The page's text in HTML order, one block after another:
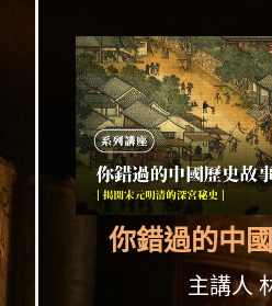
你錯過的中
主講人